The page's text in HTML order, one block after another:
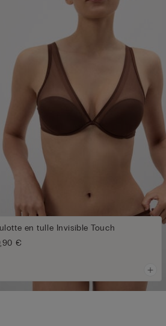
en tulle Invisible Touch
€